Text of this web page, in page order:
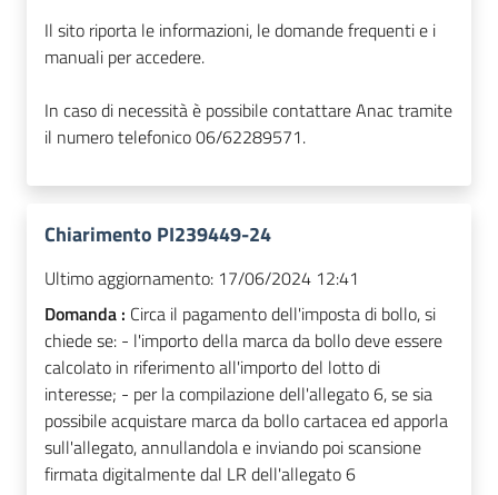
Il sito riporta le informazioni, le domande frequenti e i
manuali per accedere.
In caso di necessità è possibile contattare Anac tramite
il numero telefonico 06/62289571.
Chiarimento PI239449-24
Ultimo aggiornamento: 17/06/2024 12:41
Domanda : Circa il pagamento dell'imposta di bollo, si
chiede se: - l'importo della marca da bollo deve essere
calcolato in riferimento all'importo del lotto di
interesse; - per la compilazione dell'allegato 6, se sia
possibile acquistare marca da bollo cartacea ed apporla
sull'allegato, annullandola e inviando poi scansione
firmata digitalmente dal LR dell'allegato 6